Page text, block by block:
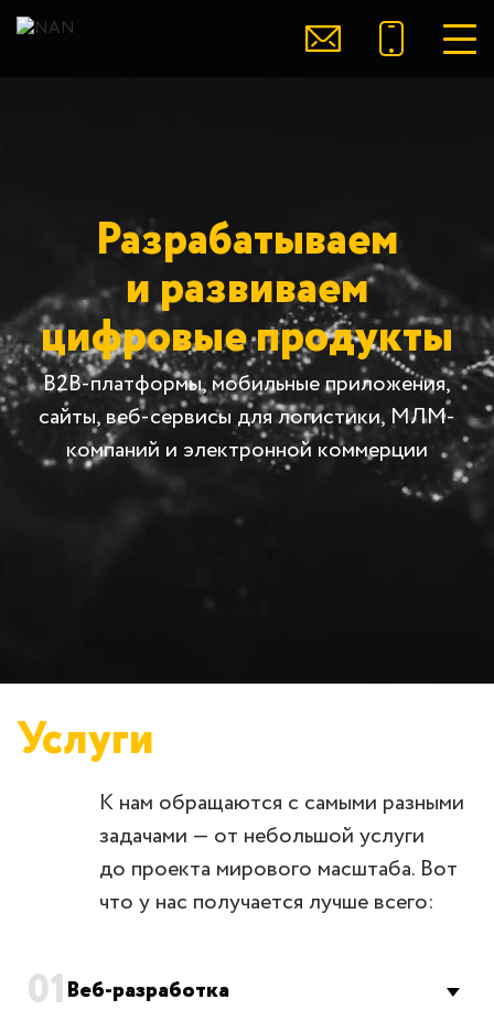
Разрабатываем
и развиваем
цифровые продукты
B2B-платформы, мобильные приложения,
сайты, веб-сервисы для логистики, МЛМ-
компаний и электронной коммерции
Услуги
К нам обращаются с самыми разными
задачами — от небольшой услуги
до проекта мирового масштаба. Вот
что у нас получается лучше всего:
01 Веб-разработка